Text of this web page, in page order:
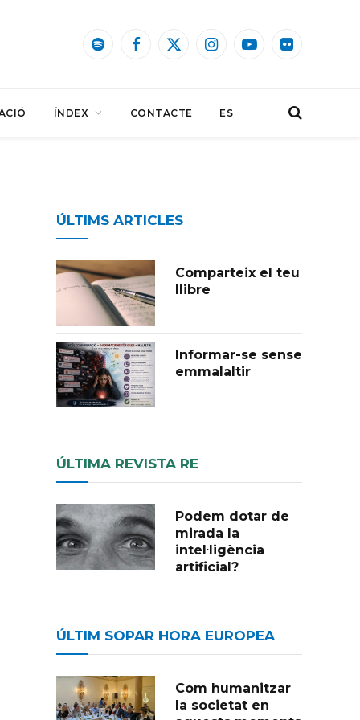
SpotifyFacebook
X
InstagramYouTubeFlickr
ÍNDEX CONTACTE ES
ÚLTIMS ARTICLES
Comparteix el teu
llibre
Informar-se sense
emmalaltir
ÚLTIMA REVISTA RE
Podem dotar de
mirada la
intel·ligència
artificial?
ÚLTIM SOPAR HORA EUROPEA
Com humanitzar
la societat en